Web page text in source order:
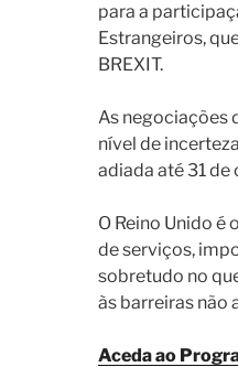
para a
Estrangeiros,
BREXIT.
As negociações
nível de
adiada até 31
O Reino Unido
de serviços,
sobretudo no
às barreiras não
Aceda ao